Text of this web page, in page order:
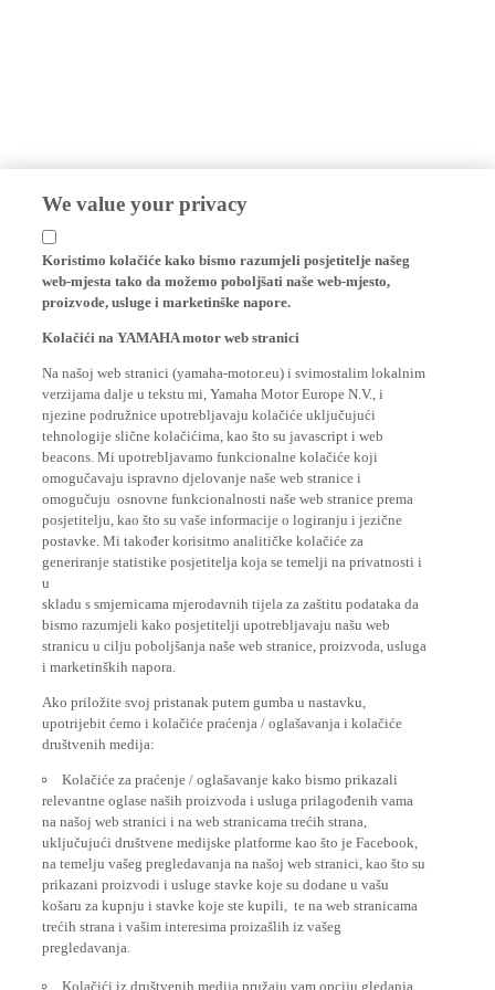
We value your privacy
web-mjesta tako da možemo poboljšati naše web-mjesto,
proizvode, usluge i marketinške napore.
verzijama dalje u tekstu mi, Yamaha Motor Europe N.V., i
njezine podružnice upotrebljavaju kolačiće uključujući
tehnologije slične kolačićima, kao što su javascript i web
beacons. Mi upotrebljavamo funkcionalne kolačiće koji
omogučavaju ispravno djelovanje naše web stranice i
omogučuju osnovne funkcionalnosti naše web stranice prema
posjetitelju, kao što su vaše informacije o logiranju i jezične
postavke. Mi također korisitmo analitičke kolačiće za
generiranje statistike posjetitelja koja se temelji na privatnosti i
u
bismo razumjeli kako posjetitelji upotrebljavaju našu web
stranicu u cilju poboljšanja naše web stranice, proizvoda, usluga
i marketinških napora.
upotrijebit ćemo i kolačiće praćenja / oglašavanja i kolačiće
društvenih medija:
relevantne oglase naših proizvoda i usluga prilagođenih vama
na našoj web stranici i na web stranicama trećih strana,
uključujući društvene medijske platforme kao što je Facebook,
na temelju vašeg pregledavanja na našoj web stranici, kao što su
prikazani proizvodi i usluge stavke koje su dodane u vašu
košaru za kupnju i stavke koje ste kupili, te na web stranicama
trećih strana i vašim interesima proizašlih iz vašeg